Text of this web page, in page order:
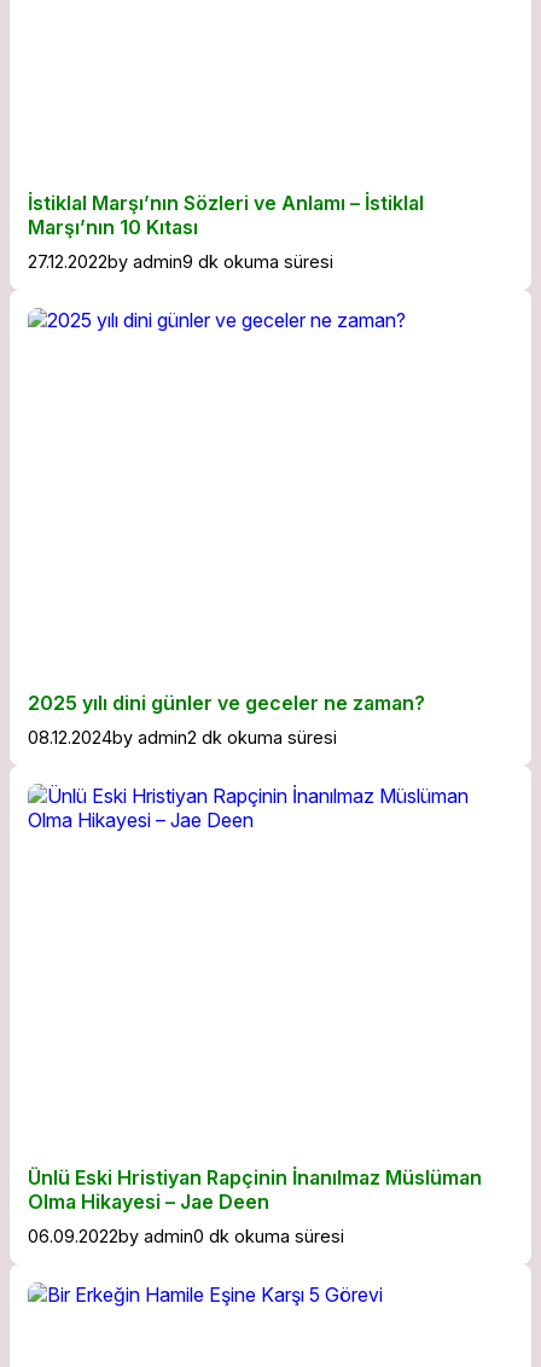
İstiklal Marşı’nın Sözleri ve Anlamı – İstiklal
Marşı’nın 10 Kıtası
27.12.2022by admin9 dk okuma süresi
2025 yılı dini günler ve geceler ne zaman?
08.12.2024by admin2 dk okuma süresi
Ünlü Eski Hristiyan Rapçinin İnanılmaz Müslüman
Olma Hikayesi – Jae Deen
06.09.2022by admin0 dk okuma süresi